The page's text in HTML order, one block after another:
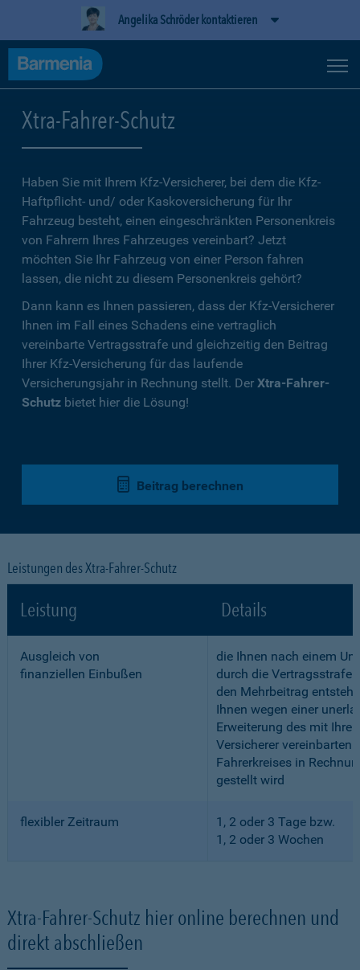
Angelika Schröder kontaktieren
Xtra-Fahrer-Schutz
Haben Sie mit Ihrem Kfz-Versicherer, bei dem die Kfz-
Haftpflicht- und/ oder Kaskoversicherung für Ihr
Fahrzeug besteht, einen eingeschränkten Personenkreis
von Fahrern Ihres Fahrzeuges vereinbart? Jetzt
möchten Sie Ihr Fahrzeug von einer Person fahren
lassen, die nicht zu diesem Personenkreis gehört?
Dann kann es Ihnen passieren, dass der Kfz-Versicherer
Ihnen im Fall eines Schadens eine vertraglich
vereinbarte Vertragsstrafe und gleichzeitig den Beitrag
Ihrer Kfz-Versicherung für das laufende
Versicherungsjahr in Rechnung stellt. Der Xtra-Fahrer-
Schutz bietet hier die Lösung!
Beitrag berechnen
Leistungen des Xtra-Fahrer-Schutz
Leistung Details
Ausgleich von
finanziellen Einbußen
die Ihnen nach einem
durch die Vertragsstrafe
den Mehrbeitrag
Ihnen wegen einer
Erweiterung des mit
Versicherer vereinbarten
Fahrerkreises in
gestellt wird
flexibler Zeitraum
1, 2 oder 3 Tage bzw.
1, 2 oder 3 Wochen
Xtra-Fahrer-Schutz hier online berechnen und
direkt abschließen